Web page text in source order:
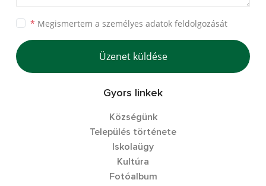
* Megismertem a személyes adatok feldolgozását
Üzenet küldése
Gyors linkek
Községünk
Település története
Iskolaügy
Kultúra
Fotóalbum